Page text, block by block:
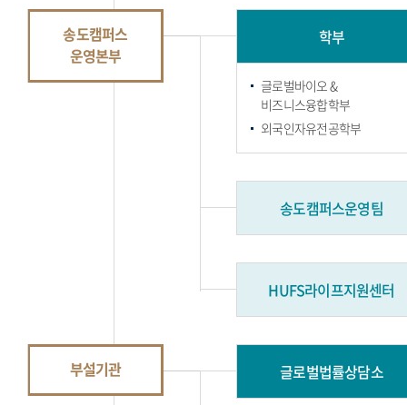
송도캠퍼스
운영본부
학부
글로벌바이오 &
비즈니스융합학부
외국인자유전공학부
송도캠퍼스운영팀
HUFS라이프지원센터
부설기관 글로벌법률상담소